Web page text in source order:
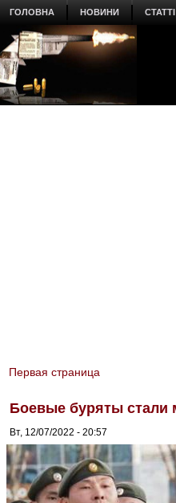
ГОЛОВНА НОВИНИ СТАТТІ
You are here
Первая страница
Боевые буряты стали
Вт, 12/07/2022 - 20:57